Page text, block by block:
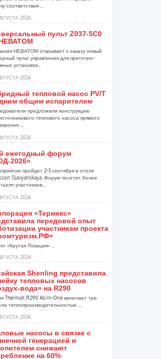
соответствия ...
2026
пульт Z037-5C0
НЕВАТОМ открывает к заказу новый
пульт управления для приточно-
установок...
2026
тепловой насос PV/T
общим испарителем
предложили конструкцию
теплового насоса прямого
...
2026
ежегодный форум
2026»
пройдет 2-3 сентября в отеле
Slavyanskaya. Форум посетит более
участников...
2026
«Термекс»
передовой опыт
участникам проекта
«Крутая Локация» ...
2026
Shenling представила
тепловых насосов
вода» на R290
ThermaX R290 All-In-One включает три
теплопроизводительностью ...
2026
насосы в связке с
генерацией и
снижают
на 60%